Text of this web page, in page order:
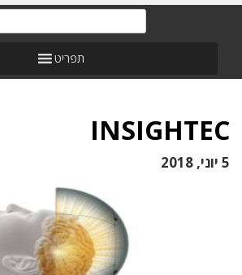
תפריט
INSIGHTEC
5 יוני, 2018